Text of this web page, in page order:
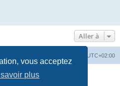
vous acceptez
plus
Aller à
UTC+02:00
Software © phpBB Limited